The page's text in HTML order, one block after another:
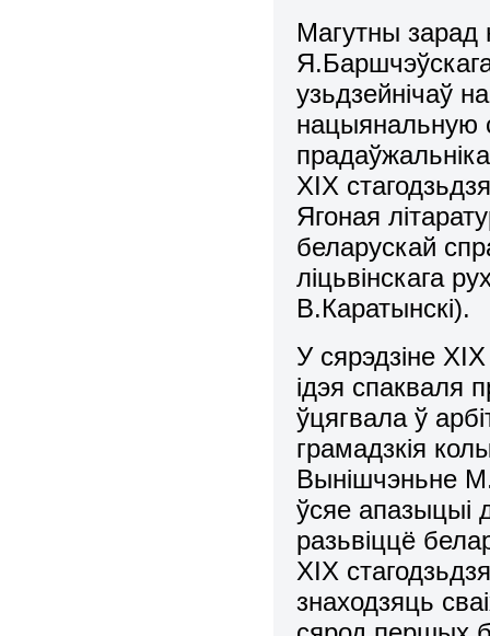
Магутны зарад
узьдзейнічаў
нацыянальную
ХІХ
Ягоная
беларускай
ліцьвінскага
В.Каратынскі).
У сярэдзіне
ідэя спакваля
ўцягвала ў
грамадзкія
Вынішчэньне
ўсяе апазыцыі
разьвіццё
ХІХ
знаходзяць